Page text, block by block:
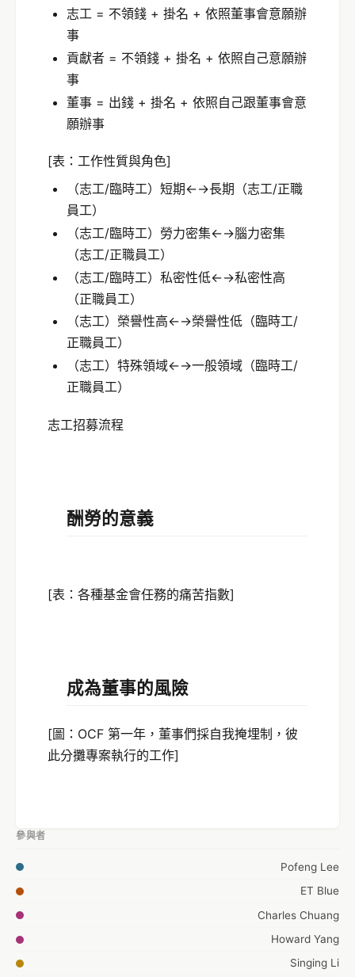
志工 = 不領錢 + 掛名 + 依照董事會意願辦
事
貢獻者 = 不領錢 + 掛名 + 依照自己意願辦
事
董事 = 出錢 + 掛名 + 依照自己跟董事會意
願辦事
[表：工作性質與角色]
（志工/臨時工）短期←→長期（志工/正職
員工）
（志工/臨時工）勞力密集←→腦力密集
（志工/正職員工）
（志工/臨時工）私密性低←→私密性高
（正職員工）
（志工）榮譽性高←→榮譽性低（臨時工/
正職員工）
（志工）特殊領域←→一般領域（臨時工/
正職員工）
志工招募流程
酬勞的意義
[表：各種基金會任務的痛苦指數]
成為董事的風險
[圖：OCF 第一年，董事們採自我掩埋制，彼
此分攤專案執行的工作]
參與者
Pofeng Lee
ET Blue
Charles Chuang
Howard Yang
Singing Li